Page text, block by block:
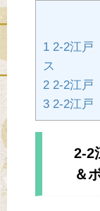
1 2-2江戸
ス
2 2-2江戸
3 2-2江戸
2-2
＆